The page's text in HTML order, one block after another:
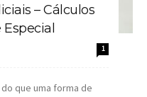
– Cálculos
1
que uma forma de